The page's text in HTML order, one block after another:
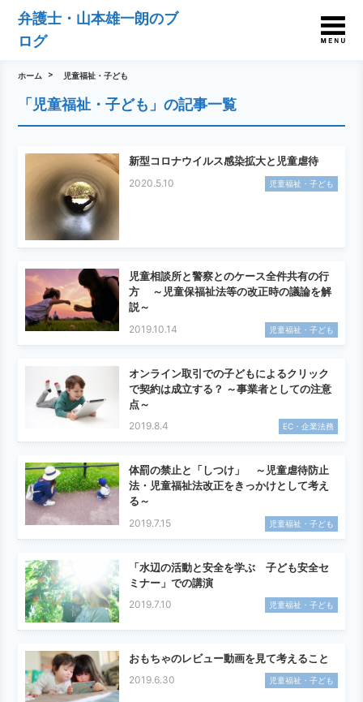
弁護士・山本雄一朗のブ
ログ
ホーム 児童福祉・子ども
「児童福祉・子ども」の記事一覧
新型コロナウイルス感染拡大と児童虐待
2020.5.10 児童福祉・子ども
児童相談所と警察とのケース全件共有の行
方 ～児童保福祉法等の改正時の議論を解
説～
2019.10.14 児童福祉・子ども
オンライン取引での子どもによるクリック
で契約は成立する？ ～事業者としての注意
点～
2019.8.4 EC・企業法務
体罰の禁止と「しつけ」 ～児童虐待防止
法・児童福祉法改正をきっかけとして考え
る～
2019.7.15 児童福祉・子ども
「水辺の活動と安全を学ぶ 子ども安全セ
ミナー」での講演
2019.7.10 児童福祉・子ども
おもちゃのレビュー動画を見て考えること
2019.6.30 児童福祉・子ども